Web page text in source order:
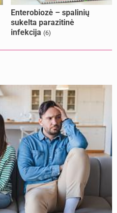
Enterobiozė – spalinių
sukelta parazitinė
infekcija (6)